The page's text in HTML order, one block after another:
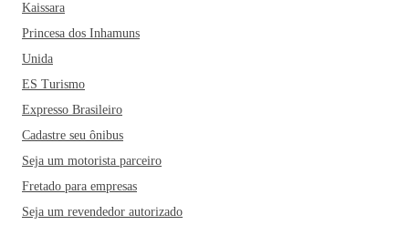
Kaissara
Princesa dos Inhamuns
Unida
ES Turismo
Expresso Brasileiro
Cadastre seu ônibus
Seja um motorista parceiro
Fretado para empresas
Seja um revendedor autorizado